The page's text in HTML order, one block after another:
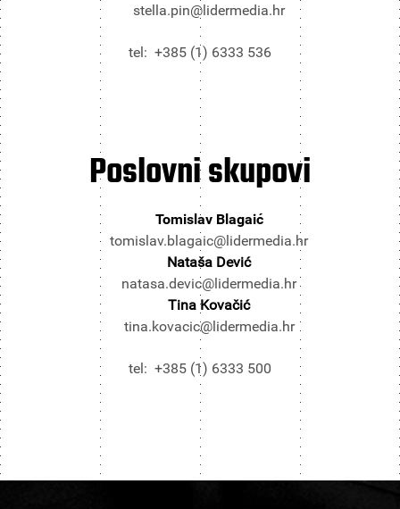
stella.pin@lidermedia.hr
tel: +385 (1) 6333 536
Poslovniskupovi
Tomislav Blagaić
tomislav.blagaic@lidermedia.hr
Nataša Dević
natasa.devic@lidermedia.hr
Tina Kovačić
tina.kovacic@lidermedia.hr
tel: +385 (1) 6333 500